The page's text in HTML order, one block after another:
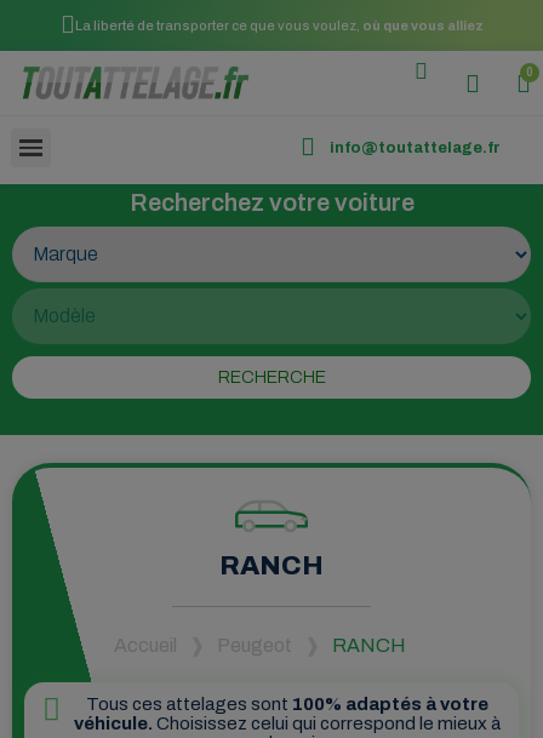
La liberté de transporter ce que vous voulez, où que vous alliez
info@toutattelage.fr
Recherchez votre voiture
RANCH
Accueil Peugeot RANCH
Tous ces attelages sont 100% adaptés à votre
véhicule. Choisissez celui qui correspond le mieux à